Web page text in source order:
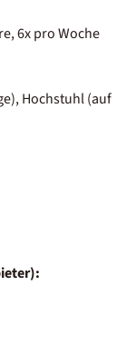
6x pro Woche
Hochstuhl (auf